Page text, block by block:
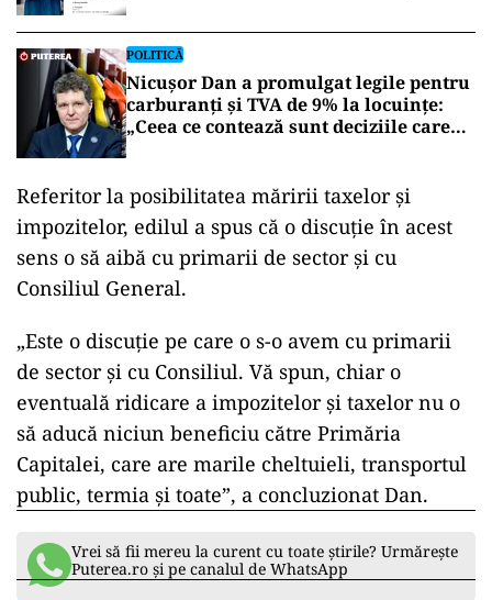
POLITICĂ
Nicușor Dan a promulgat legile pentru
carburanți și TVA de 9% la locuințe:
„Ceea ce contează sunt deciziile care
Referitor la posibilitatea măririi taxelor şi
impozitelor, edilul a spus că o discuţie în acest
sens o să aibă cu primarii de sector şi cu
Consiliul General.
„Este o discuţie pe care o s-o avem cu primarii
de sector şi cu Consiliul. Vă spun, chiar o
eventuală ridicare a impozitelor şi taxelor nu o
să aducă niciun beneficiu către Primăria
Capitalei, care are marile cheltuieli, transportul
public, termia şi toate”, a concluzionat Dan.
Vrei să fii mereu la curent cu toate știrile? Urmărește
Puterea.ro și pe canalul de WhatsApp